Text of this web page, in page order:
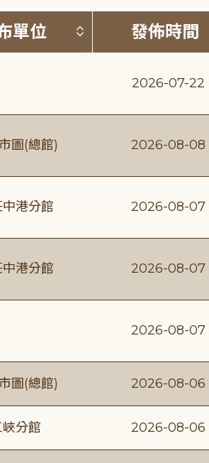
(升降冪)
單位 按發布單位排序 (
發佈時間
2026-07-22
圖(總館) 2026-08-08
港分館 2026-08-07
港分館 2026-08-07
2026-08-07
圖(總館) 2026-08-06
峽分館 2026-08-06